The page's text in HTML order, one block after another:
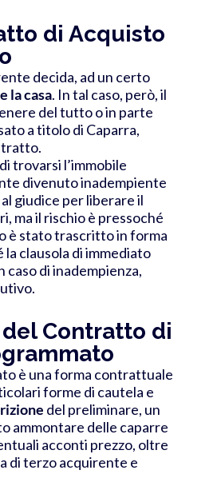
di Acquisto
decida, ad un certo
la casa. In tal caso, però, il
del tutto o in parte
a titolo di Caparra,
trovarsi l’immobile
divenuto inadempiente
giudice per liberare il
ma il rischio è pressoché
è stato trascritto in forma
clausola di immediato
caso di inadempienza,
Contratto di
è una forma contrattuale
forme di cautela e
del preliminare, un
ammontare delle caparre
acconti prezzo, oltre
di terzo acquirente e